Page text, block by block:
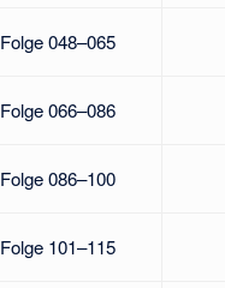
Folge 048–065
Folge 066–086
Folge 086–100
Folge 101–115